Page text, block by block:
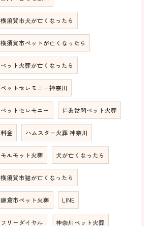
横須賀市犬が亡くなったら
横須賀市ペットが亡くなったら
ペット火葬が亡くなったら
ペットセレモニー神奈川
ペットセレモニー にあ訪問ペット火葬
料金 ハムスター火葬 神奈川
モルモット火葬 犬が亡くなったら
横須賀市猫が亡くなったら
鎌倉市ペット火葬 LINE
フリーダイヤル 神奈川ペット火葬